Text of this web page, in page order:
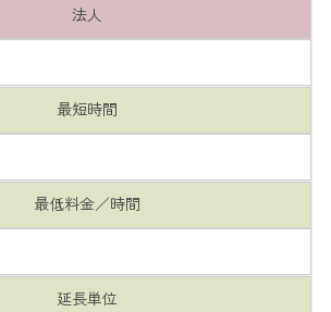
法人
最短時間
最低料金／時間
延長単位